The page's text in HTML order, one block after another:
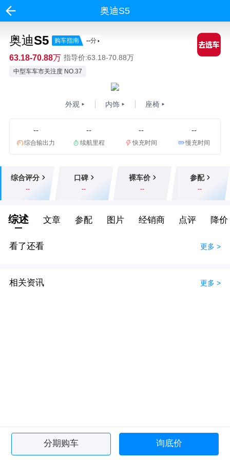
奥迪S5
奥迪S5 购车指南 --分
63.18-70.88万 指导价:63.18-70.88万
中型车车市关注度 NO.37
外观 内饰 座椅
--
综合输出力
--
续航里程
--
快充时间
--
慢充时间
综合评分
--
口碑
--
裸车价
--
参配
--
综述 文章 参配 图片 经销商 点评 降价
看了还看 更多 >
相关资讯 更多 >
分期购车 询底价